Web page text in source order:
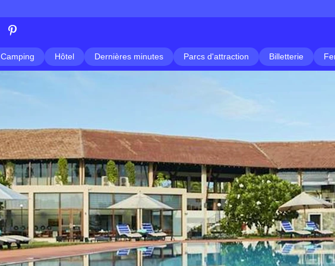
Camping Hôtel Dernières minutes Parcs d'attraction Billetterie